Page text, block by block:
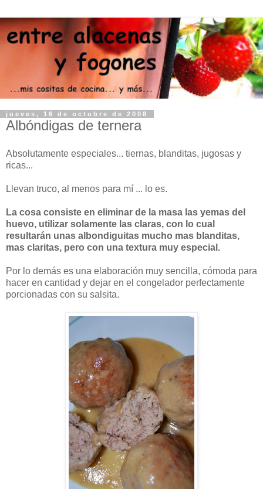
jueves, 16 de octubre de 2008
Albóndigas de ternera
Absolutamente especiales... tiernas, blanditas, jugosas y
ricas...
Llevan truco, al menos para mí ... lo es.
La cosa consiste en eliminar de la masa las yemas del
huevo, utilizar solamente las claras, con lo cual
resultarán unas albondiguitas mucho mas blanditas,
mas claritas, pero con una textura muy especial.
Por lo demás es una elaboración muy sencilla, cómoda para
hacer en cantidad y dejar en el congelador perfectamente
porcionadas con su salsita.